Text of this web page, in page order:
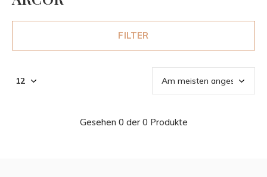
FILTER
Gesehen 0 der 0 Produkte